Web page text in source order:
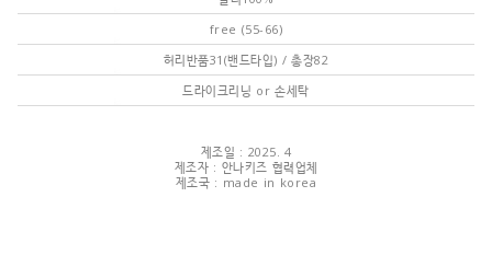
free (55-66)
허리반품31(밴드타입) / 총장82
드라이크리닝 or 손세탁
제조일 : 2025. 4
제조자 : 안나키즈 협력업체
제조국 : made in korea